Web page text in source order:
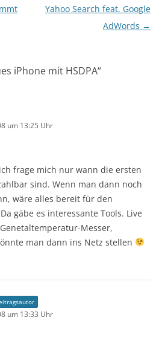
Yahoo Search feat. Google
AdWords →
iPhone mit HSDPA“
um 13:25 Uhr
frage mich nur wann die ersten
sind. Wenn man dann noch
wäre alles bereit für den
gäbe es interessante Tools. Live
Messer,
man dann ins Netz stellen
um 13:33 Uhr